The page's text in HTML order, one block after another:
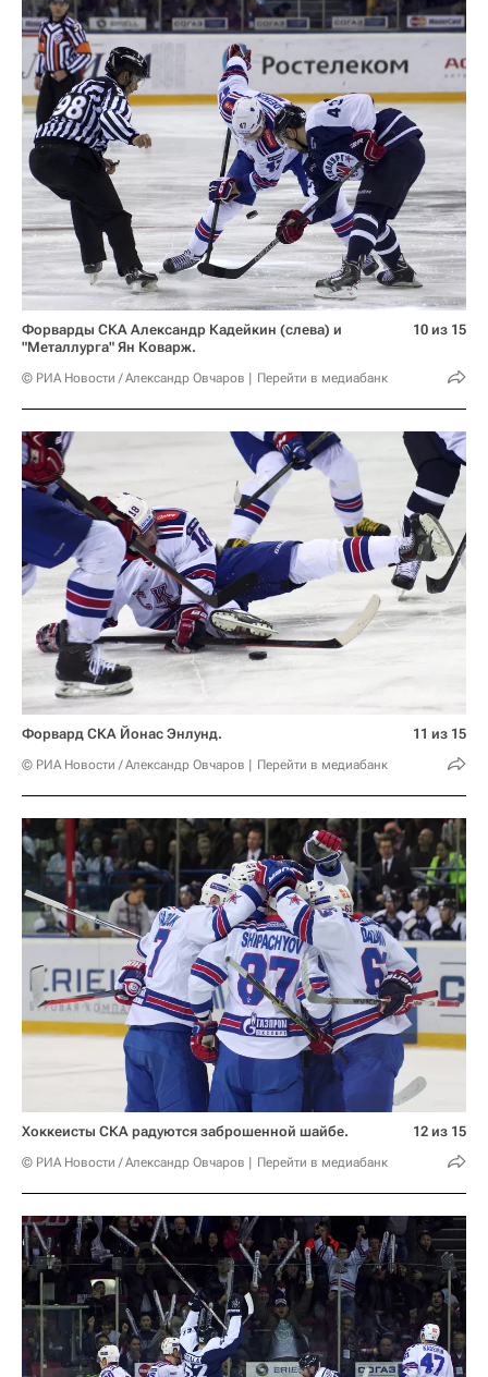
Форварды СКА Александр Кадейкин (слева) и
"Металлурга" Ян Коварж.
© РИА Новости / Александр Овчаров Перейти в медиабанк
10 из 15
Форвард СКА Йонас Энлунд.
© РИА Новости / Александр Овчаров Перейти в медиабанк
11 из 15
Хоккеисты СКА радуются заброшенной шайбе.
© РИА Новости / Александр Овчаров Перейти в медиабанк
12 из 15